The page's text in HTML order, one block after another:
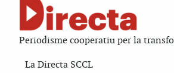
Periodisme cooperatiu per la
La Directa SCCL